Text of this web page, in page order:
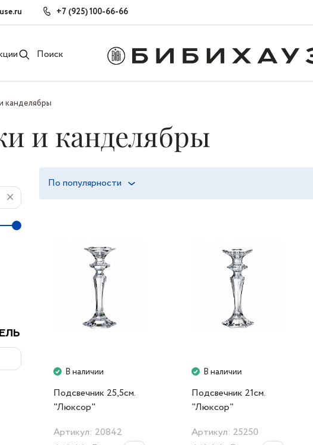
+7 (925) 100-66-66
Поиск
канделябры
и канделябры
По популярности
В наличии
Подсвечник 25,5cм.
"Люксор"
Артикул: 20842
В наличии
Подсвечник 21cм.
"Люксор"
Артикул: 25250